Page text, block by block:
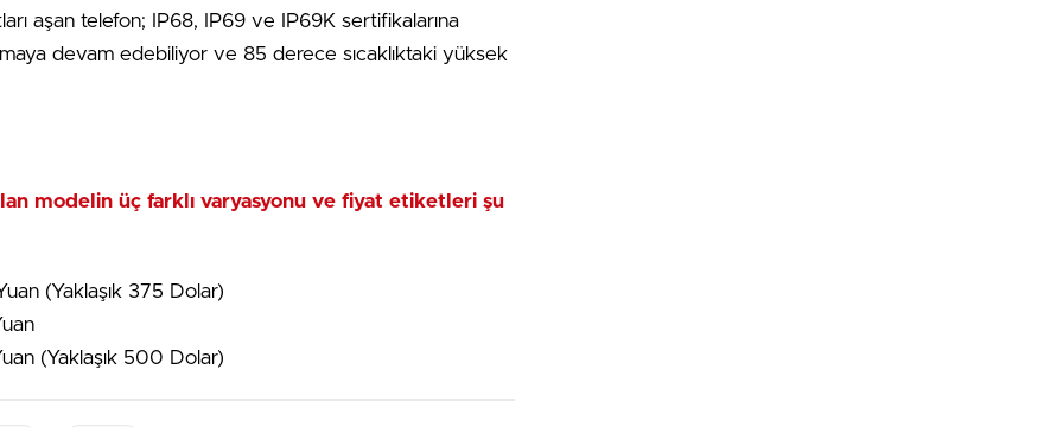
aşan telefon; IP68, IP69 ve IP69K sertifikalarına
devam edebiliyor ve 85 derece sıcaklıktaki yüksek
modelin üç farklı varyasyonu ve fiyat etiketleri şu
(Yaklaşık 375 Dolar)
(Yaklaşık 500 Dolar)